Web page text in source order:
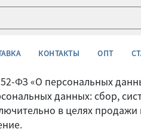
КОНТАКТЫ ОПТ
ФЗ «О персональных
данных: сбор,
в целях